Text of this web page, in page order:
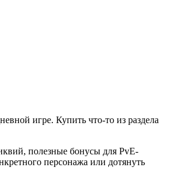
игре. Купить что-то из раздела
полезные бонусы для PvE-
персонажа или дотянуть